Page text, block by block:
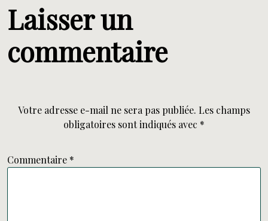
Laisser un
commentaire
Votre adresse e-mail ne sera pas publiée. Les champs
obligatoires sont indiqués avec *
Commentaire *